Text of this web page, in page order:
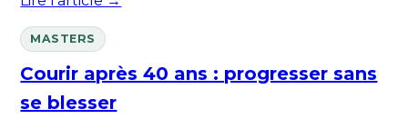
MASTERS
Courir après 40 ans : progresser sans
se blesser